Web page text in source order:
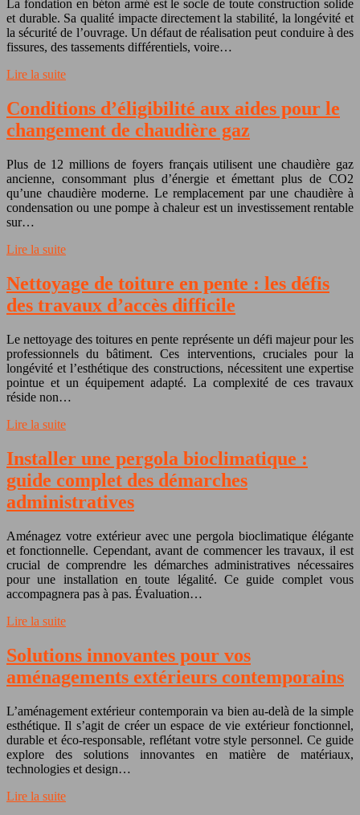
La fondation en béton armé est le socle de toute construction solide
et durable. Sa qualité impacte directement la stabilité, la longévité et
la sécurité de l’ouvrage. Un défaut de réalisation peut conduire à des
fissures, des tassements différentiels, voire…
Lire la suite
Conditions d’éligibilité aux aides pour le
changement de chaudière gaz
Plus de 12 millions de foyers français utilisent une chaudière gaz
ancienne, consommant plus d’énergie et émettant plus de CO2
qu’une chaudière moderne. Le remplacement par une chaudière à
condensation ou une pompe à chaleur est un investissement rentable
sur…
Lire la suite
Nettoyage de toiture en pente : les défis
des travaux d’accès difficile
Le nettoyage des toitures en pente représente un défi majeur pour les
professionnels du bâtiment. Ces interventions, cruciales pour la
longévité et l’esthétique des constructions, nécessitent une expertise
pointue et un équipement adapté. La complexité de ces travaux
réside non…
Lire la suite
Installer une pergola bioclimatique :
guide complet des démarches
administratives
Aménagez votre extérieur avec une pergola bioclimatique élégante
et fonctionnelle. Cependant, avant de commencer les travaux, il est
crucial de comprendre les démarches administratives nécessaires
pour une installation en toute légalité. Ce guide complet vous
accompagnera pas à pas. Évaluation…
Lire la suite
Solutions innovantes pour vos
aménagements extérieurs contemporains
L’aménagement extérieur contemporain va bien au-delà de la simple
esthétique. Il s’agit de créer un espace de vie extérieur fonctionnel,
durable et éco-responsable, reflétant votre style personnel. Ce guide
explore des solutions innovantes en matière de matériaux,
technologies et design…
Lire la suite